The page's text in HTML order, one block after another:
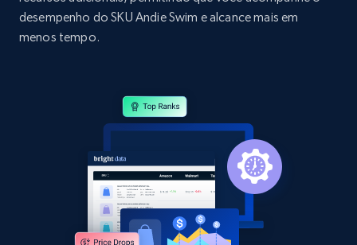
Amazon products global dataset - Collect
Amazon products by seller URL
375+ Comece agora
Amazon products global dataset - Collect
products from Brands URLs
desempenho do SKU Andie Swim e alcance mais em
menos tempo.